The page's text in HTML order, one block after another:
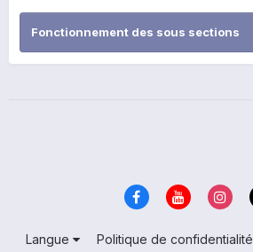
Fonctionnement des sous sections
Langue Politique de confidentialité